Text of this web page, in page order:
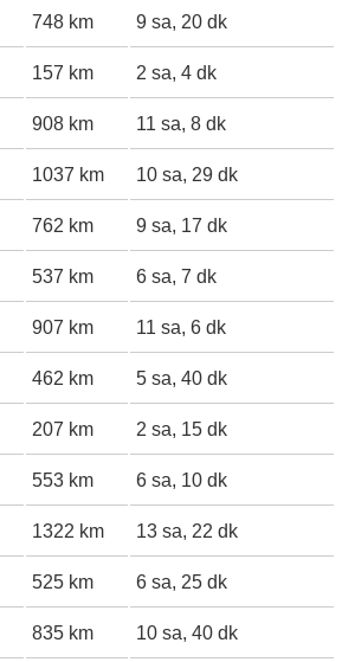
748 km 9 sa, 20 dk
157 km 2 sa, 4 dk
908 km 11 sa, 8 dk
1037 km 10 sa, 29 dk
762 km 9 sa, 17 dk
537 km 6 sa, 7 dk
907 km 11 sa, 6 dk
462 km 5 sa, 40 dk
207 km 2 sa, 15 dk
553 km 6 sa, 10 dk
1322 km 13 sa, 22 dk
525 km 6 sa, 25 dk
835 km 10 sa, 40 dk